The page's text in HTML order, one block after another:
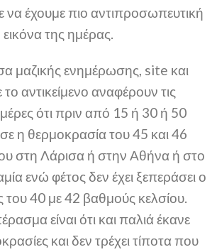
να έχουμε πιο αντιπροσωπευτική
εικόνα της ημέρας.
μαζικής ενημέρωσης, site και
το αντικείμενο αναφέρουν τις
ότι πριν από 15 ή 30 ή 50
η θερμοκρασία του 45 και 46
στη Λάρισα ή στην Αθήνα ή στο
ενώ φέτος δεν έχει ξεπεράσει ο
40 με 42 βαθμούς κελσίου.
είναι ότι και παλιά έκανε
και δεν τρέχει τίποτα που